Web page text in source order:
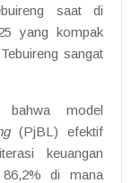
saat di
yang kompak
sangat
bahwa model
(PjBL) efektif
keuangan
di mana